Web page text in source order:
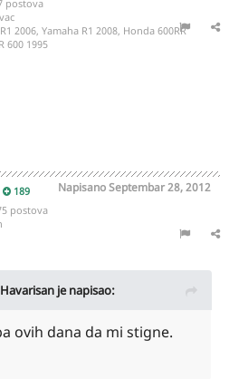
postova
2006, Yamaha R1 2008, Honda 600RR
600 1995
189 NapisanoSeptembar 28, 2012
postova
je napisao:
ovih dana da mi stigne.